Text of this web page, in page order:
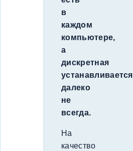
в
каждом
компьютере,
а
дискретная
устанавливается
далеко
не
всегда.
На
качество